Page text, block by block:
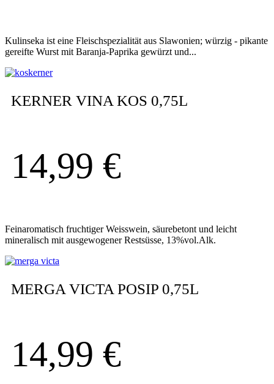
Kulinseka ist eine Fleischspezialität aus Slawonien; würzig - pikante
gereifte Wurst mit Baranja-Paprika gewürzt und...
KERNER VINA KOS 0,75L
14,99 €
Feinaromatisch fruchtiger Weisswein, säurebetont und leicht
mineralisch mit ausgewogener Restsüsse, 13%vol.Alk.
MERGA VICTA POSIP 0,75L
14,99 €